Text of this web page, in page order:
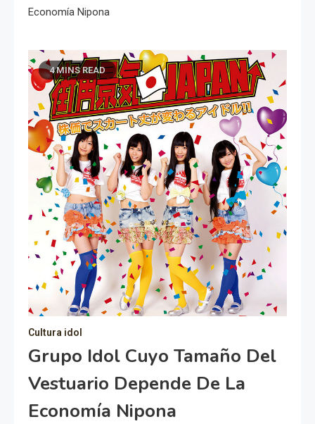
Economía Nipona
4 MINS READ
Cultura idol
Grupo Idol Cuyo Tamaño Del
Vestuario Depende De La
Economía Nipona